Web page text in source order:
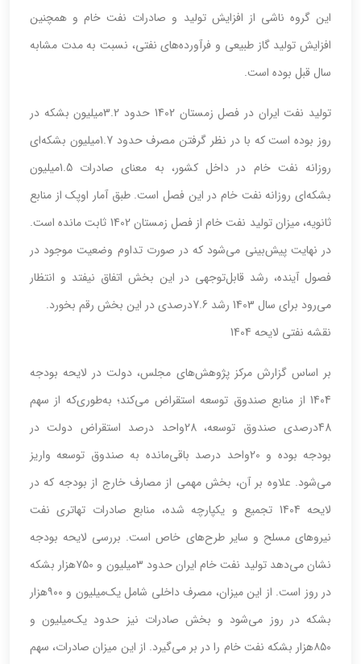
این گروه ناشی از افزایش تولید و صادرات نفت خام و همچنین
افزایش تولید گاز طبیعی و فرآورده‌های نفتی، نسبت به مدت مشابه
سال قبل بوده است.
تولید نفت ایران در فصل زمستان 1402 حدود 3.2میلیون بشکه در
روز بوده است که با در نظر گرفتن مصرف حدود 1.7میلیون بشکه‌ای
روزانه نفت خام در داخل کشور، به معنای صادرات 1.5میلیون
بشکه‌ای روزانه نفت خام در این فصل است. طبق آمار اوپک از منابع
ثانویه، میزان تولید نفت خام از فصل زمستان 1402 ثابت مانده است.
در نهایت پیش‌بینی می‌شود که در صورت تداوم وضعیت موجود در
فصول آینده، رشد قابل‌توجهی در این بخش اتفاق نیفتد و انتظار
می‌رود برای سال 1403 رشد 7.6درصدی در این بخش رقم بخورد.
نقشه نفتی لایحه 1404
بر اساس گزارش مرکز پژوهش‌های مجلس، دولت در لایحه بودجه
1404 از منابع صندوق توسعه استقراض می‌کند؛ به‌طوری‌که از سهم
48درصدی صندوق توسعه، 28واحد درصد استقراض دولت در
بودجه بوده و 20واحد درصد باقی‌مانده به صندوق توسعه واریز
می‌شود. علاوه بر آن، بخش مهمی از مصارف خارج از بودجه که در
لایحه 1404 تجمیع و یکپارچه شده، منابع صادرات تهاتری نفت
نیروهای مسلح و سایر طرح‌های خاص است. بررسی لایحه بودجه
نشان می‌دهد تولید نفت خام ایران حدود ۳میلیون و ۷۵۰هزار بشکه
در روز است. از این میزان، مصرف داخلی شامل یک‌میلیون و ۹۰۰هزار
بشکه در روز می‌شود و بخش صادرات نیز حدود یک‌میلیون و
۸۵۰هزار بشکه نفت خام را در بر می‌گیرد. از این میزان صادرات، سهم